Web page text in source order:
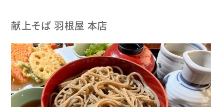
献上そば 羽根屋 本店